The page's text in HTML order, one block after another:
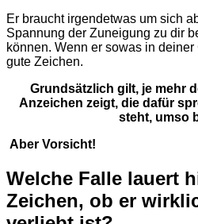
Er braucht irgendetwas um sich
Spannung der Zuneigung zu dir
können. Wenn er sowas in
gute Zeichen.
Grundsätzlich gilt, je mehr
Anzeichen zeigt, die dafür
steht, umso
Aber Vorsicht!
Welche Falle lauert
Zeichen, ob er